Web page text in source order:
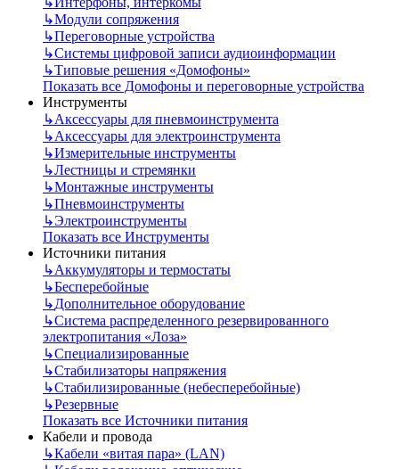
↳Модули сопряжения
↳Переговорные устройства
↳Системы цифровой записи аудиоинформации
↳Типовые решения «Домофоны»
Показать все Домофоны и переговорные устройства
Инструменты
↳Аксессуары для пневмоинструмента
↳Аксессуары для электроинструмента
↳Измерительные инструменты
↳Лестницы и стремянки
↳Монтажные инструменты
↳Пневмоинструменты
↳Электроинструменты
Показать все Инструменты
Источники питания
↳Аккумуляторы и термостаты
↳Бесперебойные
↳Дополнительное оборудование
↳Система распределенного резервированного
электропитания «Лоза»
↳Специализированные
↳Стабилизаторы напряжения
↳Стабилизированные (небесперебойные)
↳Резервные
Показать все Источники питания
Кабели и провода
↳Кабели «витая пара» (LAN)